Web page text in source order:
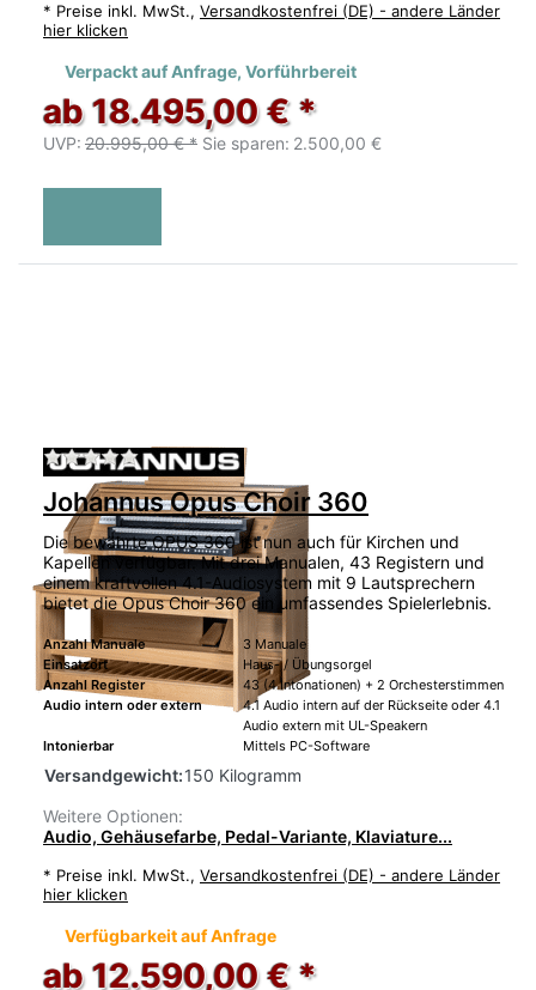
* Preise inkl. MwSt., Versandkostenfrei (DE) - andere Länder
hier klicken
Verpackt auf Anfrage, Vorführbereit
ab 18.495,00 € *
UVP: 20.995,00 € * Sie sparen: 2.500,00 €
Zu diesem Produkt liegen noch keine
Johannus Opus Choir 360
Die bewährte OPUS 360 ist nun auch für Kirchen und
Kapellen verfügbar. Mit drei Manualen, 43 Registern und
einem kraftvollen 4.1-Audiosystem mit 9 Lautsprechern
bietet die Opus Choir 360 ein umfassendes Spielerlebnis.
Anzahl Manuale
3 Manuale
Einsatzort
Haus- / Übungsorgel
Anzahl Register
43 (4 Intonationen) + 2 Orchesterstimmen
Audio intern oder extern
4.1 Audio intern auf der Rückseite oder 4.1
Audio extern mit UL-Speakern
Intonierbar
Mittels PC-Software
Versandgewicht:150 Kilogramm
Weitere Optionen:
Audio, Gehäusefarbe, Pedal-Variante, Klaviature...
* Preise inkl. MwSt., Versandkostenfrei (DE) - andere Länder
hier klicken
Verfügbarkeit auf Anfrage
ab 12.590,00 € *